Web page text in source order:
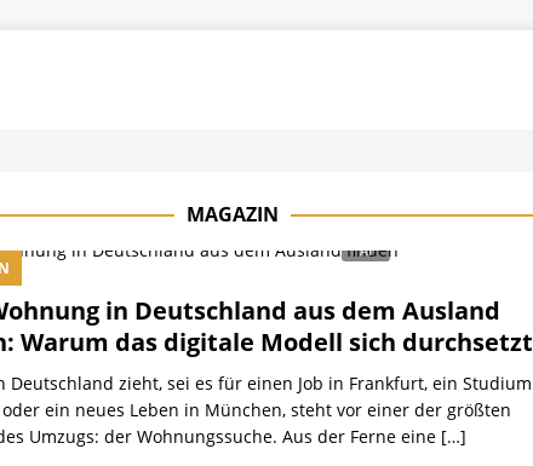
MAGAZIN
in Deutschland aus dem Ausland
Warum das digitale Modell sich durchsetzt
Deutschland zieht, sei es für einen Job in Frankfurt, ein Studium
ein neues Leben in München, steht vor einer der größten
Umzugs: der Wohnungssuche. Aus der Ferne eine […]